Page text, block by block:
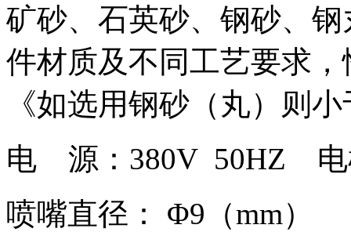
矿砂、石英砂、钢砂、
件材质及不同工艺要求
《如选用钢砂（丸）则
电 源：380V 50HZ 电
喷嘴直径： Φ9（mm）